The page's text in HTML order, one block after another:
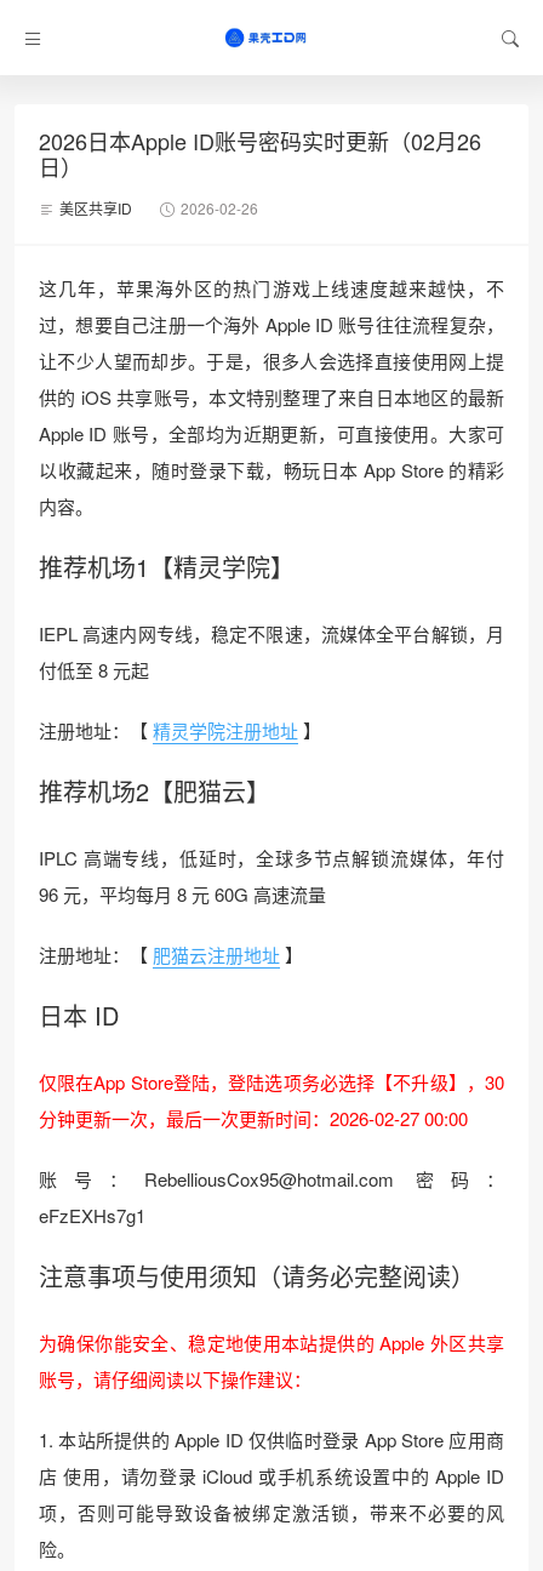
2026日本Apple ID账号密码实时更新（02月26
日）
美区共享ID 2026-02-26
这几年，苹果海外区的热门游戏上线速度越来越快，不
过，想要自己注册一个海外 Apple ID 账号往往流程复杂，
让不少人望而却步。于是，很多人会选择直接使用网上提
供的 iOS 共享账号，本文特别整理了来自日本地区的最新
Apple ID 账号，全部均为近期更新，可直接使用。大家可
以收藏起来，随时登录下载，畅玩日本 App Store 的精彩
内容。
推荐机场1【精灵学院】
IEPL 高速内网专线，稳定不限速，流媒体全平台解锁，月
付低至 8 元起
注册地址：【精灵学院注册地址】
推荐机场2【肥猫云】
IPLC 高端专线，低延时，全球多节点解锁流媒体，年付
96 元，平均每月 8 元 60G 高速流量
注册地址：【 肥猫云注册地址】
日本 ID
仅限在App Store登陆，登陆选项务必选择【不升级】，30
分钟更新一次，最后一次更新时间：2026-02-27 00:00
账号：RebelliousCox95@hotmail.com 密码：
eFzEXHs7g1
注意事项与使用须知（请务必完整阅读）
为确保你能安全、稳定地使用本站提供的 Apple 外区共享
账号，请仔细阅读以下操作建议：
1. 本站所提供的 Apple ID 仅供临时登录 App Store 应用商
店 使用，请勿登录 iCloud 或手机系统设置中的 Apple ID
项，否则可能导致设备被绑定激活锁，带来不必要的风
险。